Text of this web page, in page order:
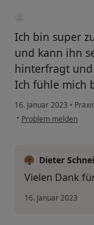
Ich bin super
und kann ihn
hinterfragt
Ich fühle mich
16. Januar 2023 •
• Problem melden
Dieter
Vielen Dank
16. Januar 2023